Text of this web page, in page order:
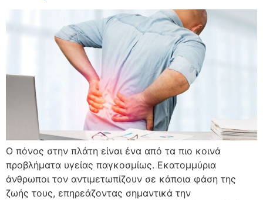
Ο πόνος στην πλάτη είναι ένα από τα πιο κοινά
προβλήματα υγείας παγκοσμίως. Εκατομμύρια
άνθρωποι τον αντιμετωπίζουν σε κάποια φάση της
ζωής τους, επηρεάζοντας σημαντικά την